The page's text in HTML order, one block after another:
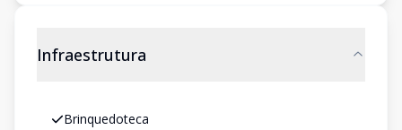
Infraestrutura
Brinquedoteca